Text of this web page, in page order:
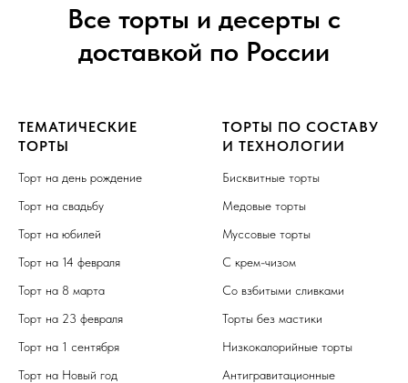
Все торты и десерты с
доставкой по России
ТЕМАТИЧЕСКИЕ
ТОРТЫ
Торт на день рождение
Торт на свадьбу
Торт на юбилей
Торт на 14 февраля
Торт на 8 марта
Торт на 23 февраля
Торт на 1 сентября
Торт на Новый год
ТОРТЫ ПО СОСТАВУ
И ТЕХНОЛОГИИ
Бисквитные торты
Медовые торты
Муссовые торты
С крем-чизом
Со взбитыми сливками
Торты без мастики
Низкокалорийные торты
Антигравитационные